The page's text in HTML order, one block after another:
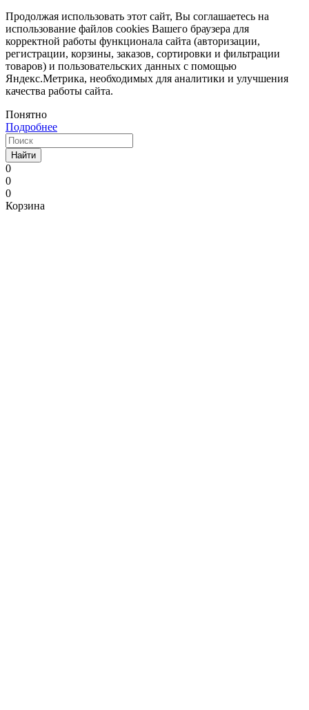
Продолжая использовать этот сайт, Вы соглашаетесь на
использование файлов cookies Вашего браузера для
корректной работы функционала сайта (авторизации,
регистрации, корзины, заказов, сортировки и фильтрации
товаров) и пользовательских данных с помощью
Яндекс.Метрика, необходимых для аналитики и улучшения
качества работы сайта.
Понятно
Подробнее
Найти
0
0
0
Корзина